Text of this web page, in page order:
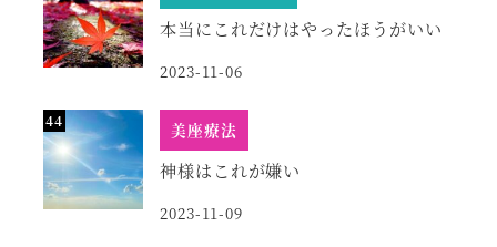
本当にこれだけはやったほうがいい
2023-11-06
美座療法
神様はこれが嫌い
2023-11-09